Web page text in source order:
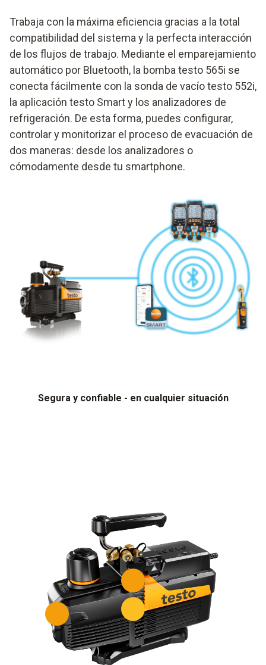
Trabaja con la máxima eficiencia gracias a la total
compatibilidad del sistema y la perfecta interacción
de los flujos de trabajo. Mediante el emparejamiento
automático por Bluetooth, la bomba testo 565i se
conecta fácilmente con la sonda de vacío testo 552i,
la aplicación testo Smart y los analizadores de
refrigeración. De esta forma, puedes configurar,
controlar y monitorizar el proceso de evacuación de
dos maneras: desde los analizadores o
cómodamente desde tu smartphone.
Segura y confiable - en cualquier situación​